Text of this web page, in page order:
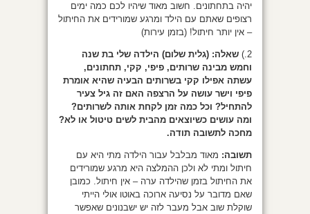
יהיה בתחתונים. חשוב מאוד שיהיו לכם כמה ימים
רצופים שאתם עם הילד ומרגע שמורידים את החיתול
– אין יותר חיתול! (בזמן עירות)
2.) שאלה: (גלית שלום) הילדה שלי בת שנה
וחמש מבינה שרותים, פיפי, קקי, תחתונים,
עשתה אפילו קקי בשרותים הבעיה שהיא אומרת
פיפי וישר עושה על הרצפה האם זה גיל צעיר
להתחיל? וכל כמה זמן לקחת אותה לשרותים?
ומה עושים כשיוצאים מהבית לשים טיטול או לא?
מחכה לתשובה תודה.
תשובה: מאוד מבלבל עבור הילדה מתי היא עם
חיתול ומתי לא ולכן ההמלצה היא מרגע שמורידים
את החיתול בזמן שהילדה ערה – אין חיתול. כמובן
שאם מדובר על נסיעה ארוכה באוטו אולי הייתי
שוקלת שוב אבל מעבר לזה יש ישבנונים שאפשר